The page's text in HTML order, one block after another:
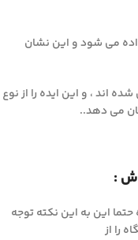
می شود و این نشان
اند ، و این ایده را از نوع
می دهد..
:
این به این نکته توجه
را از